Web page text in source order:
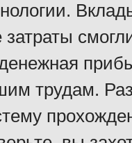
затраты
трудам.